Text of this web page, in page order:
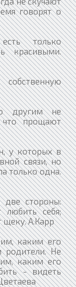
говорят о
только
красивыми.
другим не
прощают
у которых в
связи, но
только одна.
две стороны:
любить себя;
щеку. А.Карр
каким его
родители. Не
каким его
- видеть